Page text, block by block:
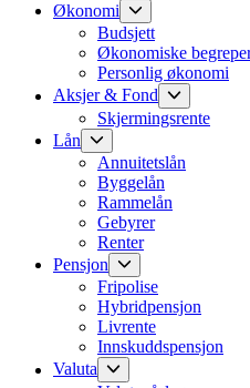
Økonomi
sub
menu
Budsjett
Økonomiske
Personlig økonomi
Aksjer & Fond
Show
sub
menu
Skjermingsrente
Lån
sub
menu
Annuitetslån
Byggelån
Rammelån
Gebyrer
Renter
Pensjon
sub
menu
Fripolise
Hybridpensjon
Livrente
Innskuddspensjon
Valuta
Show
sub